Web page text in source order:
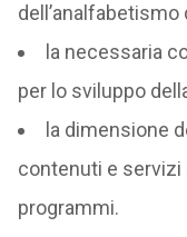
dell’analfabetismo
la necessaria
per lo sviluppo
la dimensione
contenuti e servizi
programmi.